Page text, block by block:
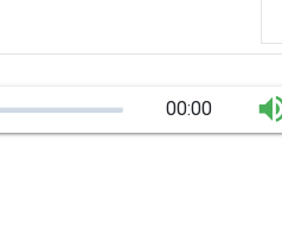
00:00